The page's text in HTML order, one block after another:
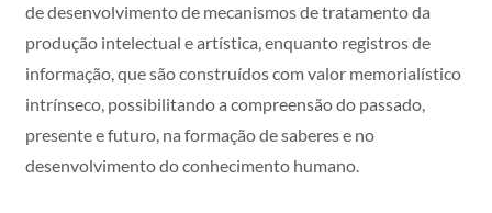
de desenvolvimento de mecanismos de tratamento da
produção intelectual e artística, enquanto registros de
informação, que são construídos com valor memorialístico
intrínseco, possibilitando a compreensão do passado,
presente e futuro, na formação de saberes e no
desenvolvimento do conhecimento humano.